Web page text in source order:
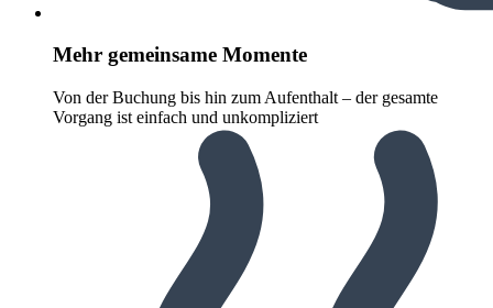
Mehr gemeinsame Momente
Von der Buchung bis hin zum Aufenthalt – der gesamte
Vorgang ist einfach und unkompliziert